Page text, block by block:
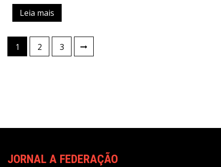
Leia mais
Paginação
de
1 2 3
JORNAL A FEDERAÇÃO